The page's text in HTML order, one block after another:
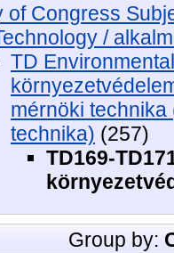
of Congress
/
TD
mérnöki
technika) (257)
TD169-
Group by: